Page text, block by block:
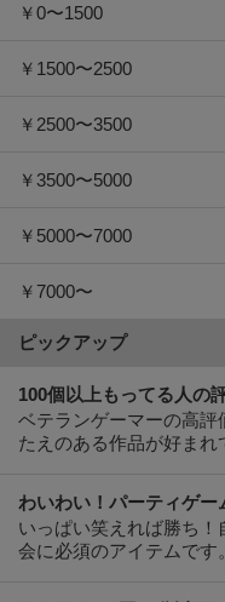
￥0〜1500
￥1500〜2500
￥2500〜3500
￥3500〜5000
￥5000〜7000
￥7000〜
ピックアップ
100個以上もってる人の
ベテランゲーマーの高
たえのある作品が好まれ
わいわい！パーティゲー
いっぱい笑えれば勝ち
会に必須のアイテムです。